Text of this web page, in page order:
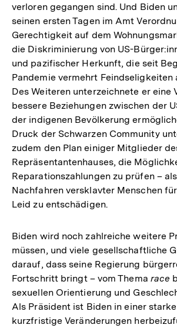
verloren gegangen sind. Und Biden
seinen ersten Tagen im Amt
Gerechtigkeit auf dem
die Diskriminierung von US-
und pazifischer Herkunft, die seit
Pandemie vermehrt Feindseligkeiten
Des Weiteren unterzeichnete er eine
bessere Beziehungen zwischen der
der indigenen Bevölkerung
Druck der Schwarzen Community
zudem den Plan einiger Mitglieder
Repräsentantenhauses, die
Reparationszahlungen zu prüfen –
Nachfahren versklavter Menschen
Leid zu entschädigen.
Biden wird noch zahlreiche weitere
müssen, und viele gesellschaftliche
darauf, dass seine Regierung
Fortschritt bringt – vom Thema race
sexuellen Orientierung und
Als Präsident ist Biden in einer
kurzfristige Veränderungen